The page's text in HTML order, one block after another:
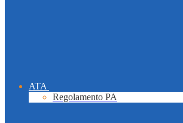
ATA
Regolamento PA